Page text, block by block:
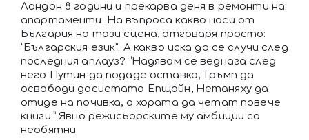
Лондон 8 години и прекарва деня в ремонти на
апартаменти. На въпроса какво носи от
България на тази сцена, отговаря просто:
“Българския език”. А какво иска да се случи след
последния аплауз? “Надявам се веднага след
него Путин да подаде оставка, Тръмп да
освободи досиетата Епщайн, Нетаняху да
отиде на почивка, а хората да четат повече
книги.” Явно режисьорските му амбиции са
необятни.